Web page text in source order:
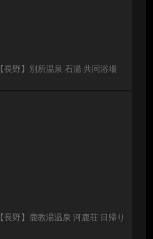
【長野】別所温泉 石湯 共同浴場
【長野】鹿教湯温泉 河鹿荘 日帰り